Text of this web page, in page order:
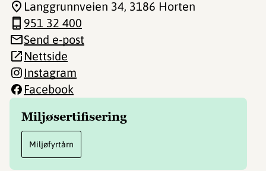
Langgrunnveien 34, 3186 Horten
951 32 400
Send e-post
Nettside
Instagram
Facebook
Miljøsertifisering
Miljøfyrtårn